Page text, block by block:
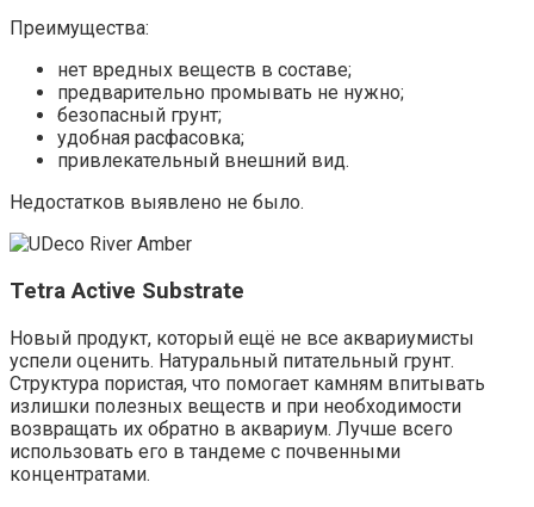
Преимущества:
нет вредных веществ в составе;
предварительно промывать не нужно;
безопасный грунт;
удобная расфасовка;
привлекательный внешний вид.
Недостатков выявлено не было.
Tetra Active Substrate
Новый продукт, который ещё не все аквариумисты
успели оценить. Натуральный питательный грунт.
Структура пористая, что помогает камням впитывать
излишки полезных веществ и при необходимости
возвращать их обратно в аквариум. Лучше всего
использовать его в тандеме с почвенными
концентратами.